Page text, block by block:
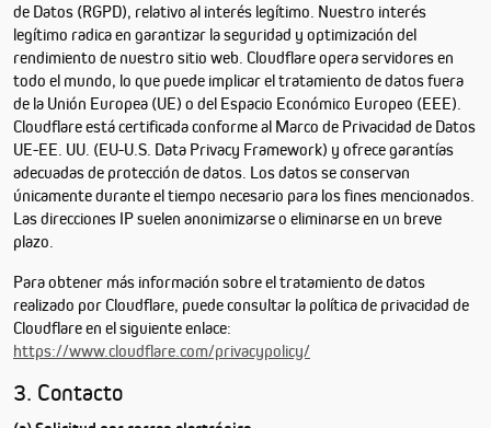
de Datos (RGPD), relativo al interés legítimo. Nuestro interés
legítimo radica en garantizar la seguridad y optimización del
rendimiento de nuestro sitio web. Cloudflare opera servidores en
todo el mundo, lo que puede implicar el tratamiento de datos fuera
de la Unión Europea (UE) o del Espacio Económico Europeo (EEE).
Cloudflare está certificada conforme al Marco de Privacidad de Datos
UE-EE. UU. (EU-U.S. Data Privacy Framework) y ofrece garantías
adecuadas de protección de datos. Los datos se conservan
únicamente durante el tiempo necesario para los fines mencionados.
Las direcciones IP suelen anonimizarse o eliminarse en un breve
plazo.
Para obtener más información sobre el tratamiento de datos
realizado por Cloudflare, puede consultar la política de privacidad de
Cloudflare en el siguiente enlace:
https://www.cloudflare.com/privacypolicy/
3. Contacto